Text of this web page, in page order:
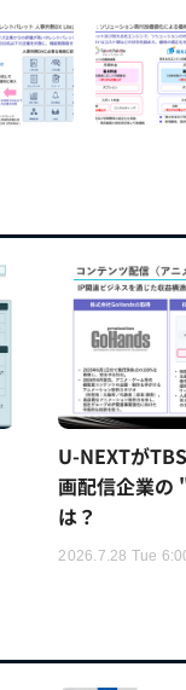
U-NEXTが
画配信企業の
は？
2026.7.28 Tue